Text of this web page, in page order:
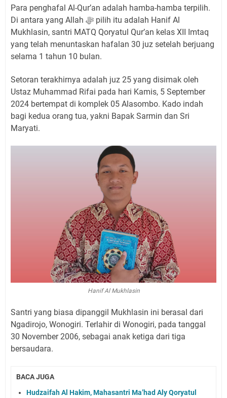
Para penghafal Al-Qur’an adalah hamba-hamba terpilih.
Di antara yang Allah ﷻ pilih itu adalah Hanif Al
Mukhlasin, santri MATQ Qoryatul Qur’an kelas XII Imtaq
yang telah menuntaskan hafalan 30 juz setelah berjuang
selama 1 tahun 10 bulan.
Setoran terakhirnya adalah juz 25 yang disimak oleh
Ustaz Muhammad Rifai pada hari Kamis, 5 September
2024 bertempat di komplek 05 Alasombo. Kado indah
bagi kedua orang tua, yakni Bapak Sarmin dan Sri
Maryati.
Hanif Al Mukhlasin
Santri yang biasa dipanggil Mukhlasin ini berasal dari
Ngadirojo, Wonogiri. Terlahir di Wonogiri, pada tanggal
30 November 2006, sebagai anak ketiga dari tiga
bersaudara.
BACA JUGA
Hudzaifah Al Hakim, Mahasantri Ma’had Aly Qoryatul